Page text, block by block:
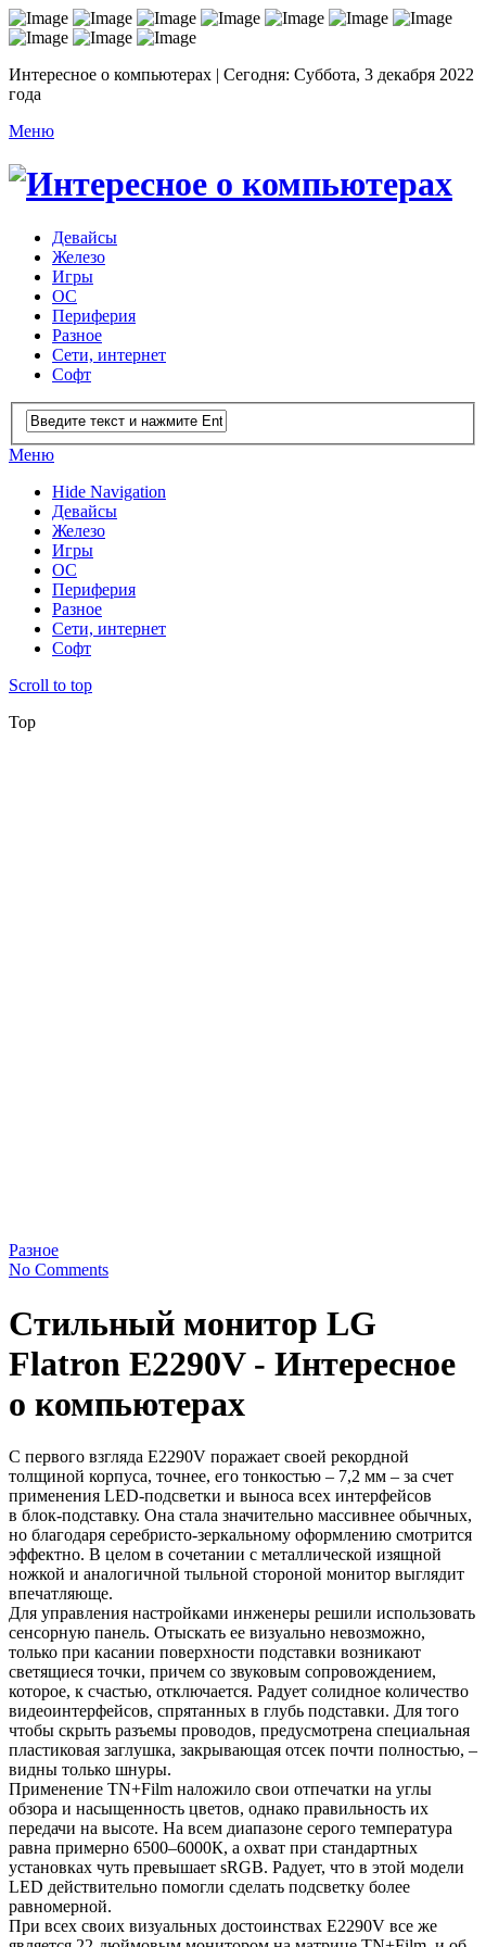
Интересное о компьютерах | Сегодня: Суббота, 3 декабря 2022
года
Меню
Девайсы
Железо
Игры
ОС
Периферия
Разное
Сети, интернет
Софт
Меню
Hide Navigation
Девайсы
Железо
Игры
ОС
Периферия
Разное
Сети, интернет
Софт
Scroll to top
Top
Разное
No Comments
Стильный монитор LG
Flatron E2290V - Интересное
о компьютерах
С первого взгляда E2290V поражает своей рекордной
толщиной корпуса, точнее, его тонкостью – 7,2 мм – за счет
применения LED-подсветки и выноса всех интерфейсов
в блок-подставку. Она стала значительно массивнее обычных,
но благодаря серебристо-зеркальному оформлению смотрится
эффектно. В целом в сочетании с металлической изящной
ножкой и аналогичной тыльной стороной монитор выглядит
впечатляюще.
Для управления настройками инженеры решили использовать
сенсорную панель. Отыскать ее визуально невозможно,
только при касании поверхности подставки возникают
светящиеся точки, причем со звуковым сопровождением,
которое, к счастью, отключается. Радует солидное количество
видеоинтерфейсов, спрятанных в глубь подставки. Для того
чтобы скрыть разъемы проводов, предусмотрена специальная
пластиковая заглушка, закрывающая отсек почти полностью, –
видны только шнуры.
Применение TN+Film наложило свои отпечатки на углы
обзора и насыщенность цветов, однако правильность их
передачи на высоте. На всем диапазоне серого температура
равна примерно 6500–6000К, а охват при стандартных
установках чуть превышает sRGB. Радует, что в этой модели
LED действительно помогли сделать подсветку более
равномерной.
При всех своих визуальных достоинствах E2290V все же